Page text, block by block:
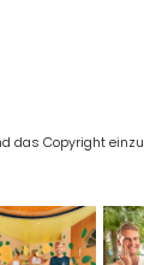
das Copyright